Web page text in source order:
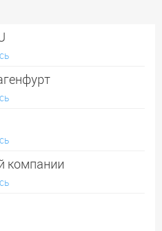
компании